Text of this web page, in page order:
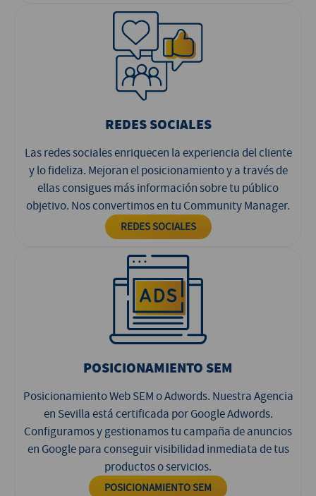
REDES SOCIALES
Las redes sociales enriquecen la experiencia del cliente
y lo fideliza. Mejoran el posicionamiento y a través de
ellas consigues más información sobre tu público
objetivo. Nos convertimos en tu Community Manager.
REDES SOCIALES
POSICIONAMIENTO SEM
Posicionamiento Web SEM o Adwords. Nuestra Agencia
en Sevilla está certificada por Google Adwords.
Configuramos y gestionamos tu campaña de anuncios
en Google para conseguir visibilidad inmediata de tus
productos o servicios.
POSICIONAMIENTO SEM